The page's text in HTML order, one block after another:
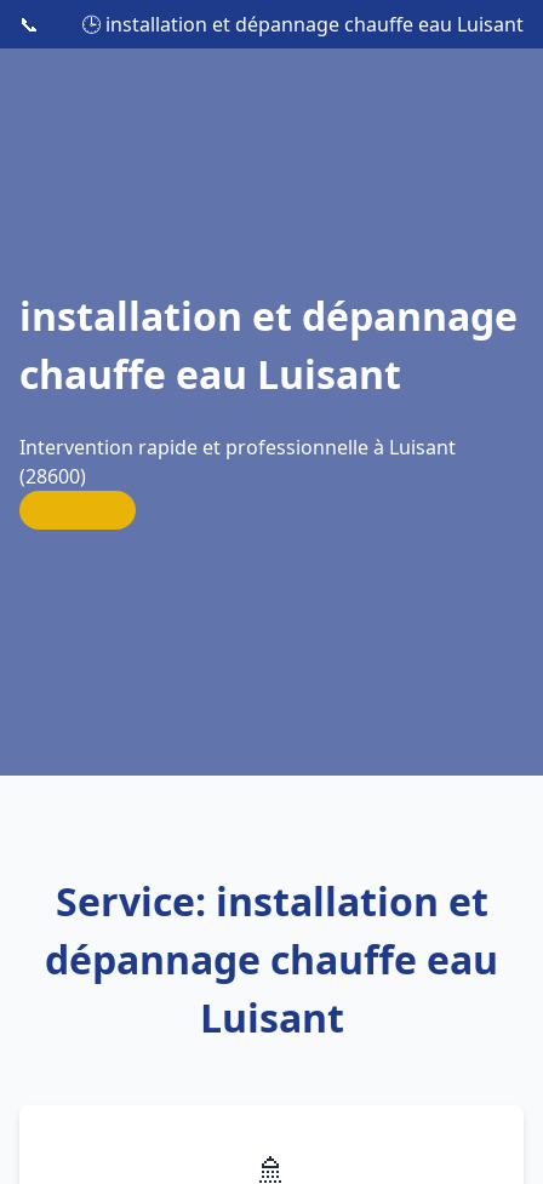
📞 🕒 installation et dépannage chauffe eau Luisant
installation et dépannage
chauffe eau Luisant
Intervention rapide et professionnelle à Luisant
(28600)
Service: installation et
dépannage chauffe eau
Luisant
🚿